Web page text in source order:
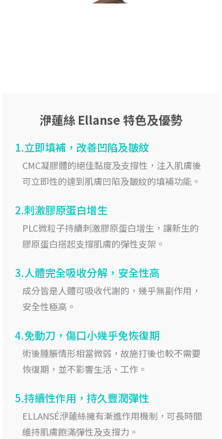
洢蓮絲 Ellanse 特色及優勢
1.立即填補，改善凹陷及皺紋
CMC凝膠體的絕佳黏度及支撐性，注入肌膚後
可立即性的達到肌膚凹陷及皺紋的填補功能。
2.刺激膠原蛋白增生
PLC微粒子持續刺激膠原蛋白增生，讓新生的
膠原蛋白搭起支撐肌膚的彈性支架。
3.人體完全吸收分解，安全性高
成分皆是人體可吸收代謝的，幾乎無副作用，
安全性極高。
4.免動刀，傷口小幾乎免恢復期
術後腫脹情形相當微弱，故施打後也較不需要
恢復期，並不影響生活、工作。
5.持續性作用，持久豐潤彈性
ELLANSÉ洢蓮絲擁有漸進作用機制，可長時間
維持肌膚飽滿彈性及支撐力。